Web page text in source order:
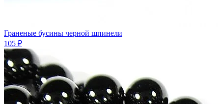
Граненые бусины черной шпинели
105 ₽